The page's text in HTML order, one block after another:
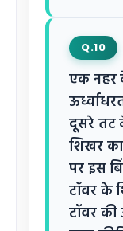
Q.10
एक नहर
दूसरे तट
शिखर
पर इस
टॉवर के
टॉवर